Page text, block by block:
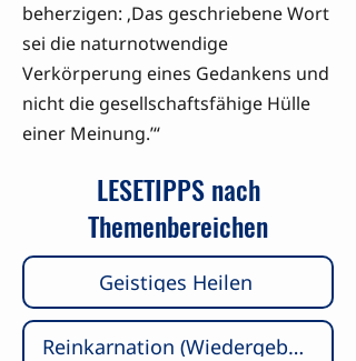
beherzigen: ‚Das geschriebene Wort
sei die naturnotwendige
Verkörperung eines Gedankens und
nicht die gesellschaftsfähige Hülle
einer Meinung.’“
LESETIPPS nach
Themenbereichen
Geistiges Heilen
Reinkarnation (Wiedergeburt)